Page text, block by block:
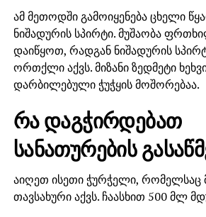
ამ მეთოდში გამოიყენება ცხელი
ნიშადურის სპირტი. მუშაობა
დაიწყოთ, რადგან ნიშადურის
ორთქლი აქვს. მიზანი ზედმეტი
დარბილებული ჭუჭყის მოშორებაა.
რა დაგჭირდებათ
სანათურების
აიღეთ ისეთი ჭურჭელი, რომელსაც
თავსახური აქვს. ჩაასხით 500 მლ